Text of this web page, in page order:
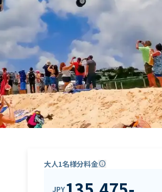
大人1名様分料金info
JPY